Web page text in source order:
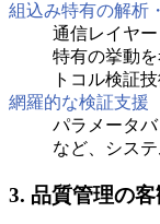
組込み特有の解析
通信レイヤ
特有の挙動
トコル検証
網羅的な検証支援
パラメータ
など、シス
3. 品質管理の